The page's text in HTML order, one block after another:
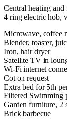
Central heating and
4 ring electric hob,
Microwave, coffee
Blender, toaster,
Iron, hair dryer
Satellite TV in
Wi-Fi internet
Cot on request
Extra bed for 5th
Filtered Swimming
Garden furniture, 2
Brick barbecue